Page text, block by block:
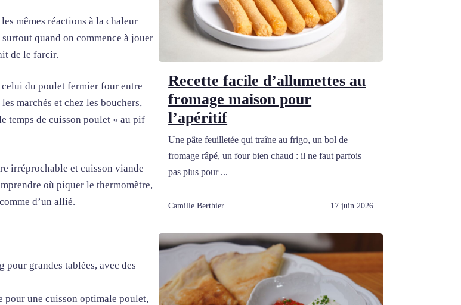
mêmes réactions à la chaleur
quand on commence à jouer
de le farcir.
du poulet fermier four entre
marchés et chez les bouchers,
temps de cuisson poulet « au pif
irréprochable et cuisson viande
où piquer le thermomètre,
d’un allié.
grandes tablées, avec des
pour une cuisson optimale poulet,
Recette facile d’allumettes au
fromage maison pour
l’apéritif
Une pâte feuilletée qui traîne au frigo, un bol de
fromage râpé, un four bien chaud : il ne faut parfois
pas plus pour ...
Camille Berthier 17 juin 2026